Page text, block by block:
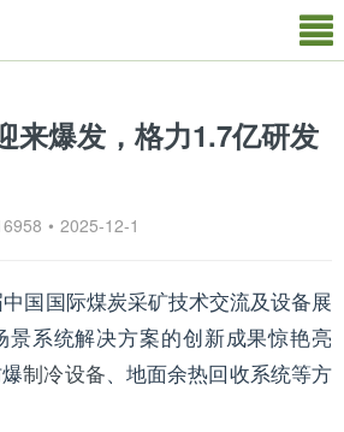
来爆发，格力1.7亿研发
• 2025-12-1
国国际煤炭采矿技术交流及设备展
景系统解决方案的创新成果惊艳亮
制冷设备、地面余热回收系统等方